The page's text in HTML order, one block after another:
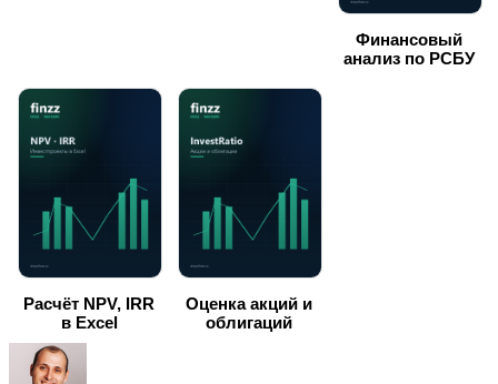
Финансовый
анализ по РСБУ
Расчёт NPV, IRR
в Excel
Оценка акций и
облигаций